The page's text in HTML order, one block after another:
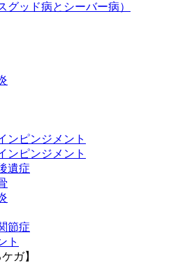
グッド病とシーバー病）
ンピンジメント
ンピンジメント
遺症
節症
ト
ガ】